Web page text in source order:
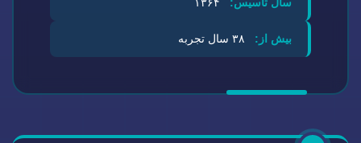
سال تاسیس:
بیش از: